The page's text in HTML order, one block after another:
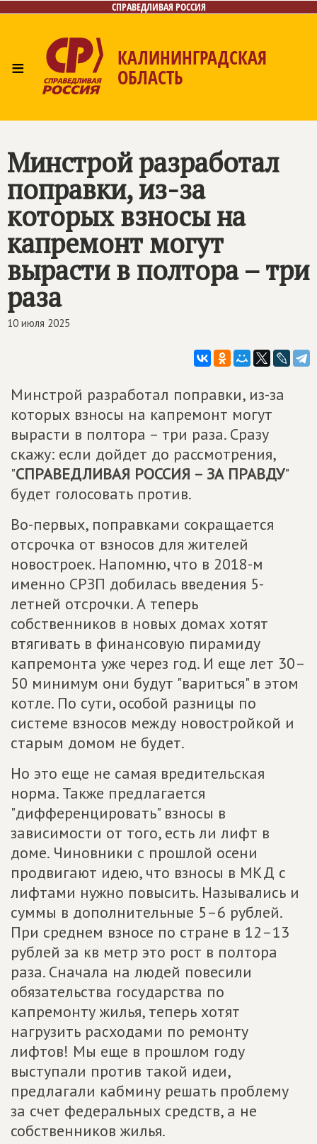
СПРАВЕДЛИВАЯ РОССИЯ
≡ КАЛИНИНГРАДСКАЯ
ОБЛАСТЬ
Минстрой разработал
поправки, из-за
которых взносы на
капремонт могут
вырасти в полтора – три
раза
10 июля 2025
Минстрой разработал поправки, из-за
которых взносы на капремонт могут
вырасти в полтора – три раза. Сразу
скажу: если дойдет до рассмотрения,
"СПРАВЕДЛИВАЯ РОССИЯ – ЗА ПРАВДУ"
будет голосовать против.
Во-первых, поправками сокращается
отсрочка от взносов для жителей
новостроек. Напомню, что в 2018-м
именно СРЗП добилась введения 5-
летней отсрочки. А теперь
собственников в новых домах хотят
втягивать в финансовую пирамиду
капремонта уже через год. И еще лет 30–
50 минимум они будут "вариться" в этом
котле. По сути, особой разницы по
системе взносов между новостройкой и
старым домом не будет.
Но это еще не самая вредительская
норма. Также предлагается
"дифференцировать" взносы в
зависимости от того, есть ли лифт в
доме. Чиновники с прошлой осени
продвигают идею, что взносы в МКД с
лифтами нужно повысить. Назывались и
суммы в дополнительные 5–6 рублей.
При среднем взносе по стране в 12–13
рублей за кв метр это рост в полтора
раза. Сначала на людей повесили
обязательства государства по
капремонту жилья, теперь хотят
нагрузить расходами по ремонту
лифтов! Мы еще в прошлом году
выступали против такой идеи,
предлагали кабмину решать проблему
за счет федеральных средств, а не
собственников жилья.